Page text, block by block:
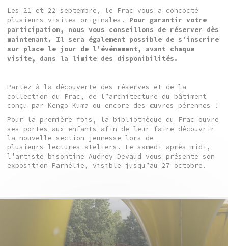
Les 21 et 22 septembre, le Frac vous a concocté
plusieurs visites originales.
Pour garantir votre
participation, nous vous conseillons de réserver dès
maintenant. Il sera également possible de s'inscrire
sur place le jour de l'événement, avant chaque
visite, dans la limite des disponibilités.
Partez à la découverte des réserves et de la
collection du Frac, de l’architecture du bâtiment
conçu par Kengo Kuma ou encore des œuvres pérennes !
Pour la première fois, la bibliothèque du Frac ouvre
ses portes aux enfants afin de leur faire découvrir
la nouvelle section jeunesse lors de
plusieurs lectures-ateliers. Le samedi après-midi,
l’artiste bisontine Audrey Devaud vous présente son
exposition Parhélie, visible jusqu’au 27 octobre.